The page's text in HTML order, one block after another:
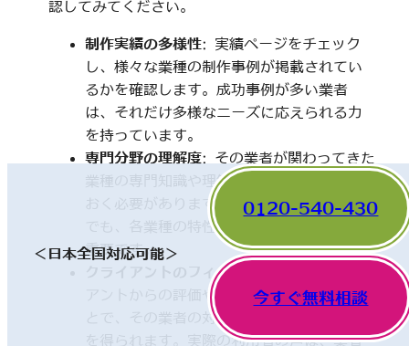
認してみてください。
制作実績の多様性: 実績ページをチェック
し、様々な業種の制作事例が掲載されてい
るかを確認します。成功事例が多い業者
は、それだけ多様なニーズに応えられる力
を持っています。
専門分野の理解度: その業者が関わってきた
業種の専門知識や理解度についても触れて
おく必要があります。一見、異なった分野
でも、各業種の特性を理解していることが
重要です。
クライアントのフィードバック
アントからの評価やレビューを確認するこ
とで、その業者の対応や成果に関する情報
を得られます。実際の利用者の声は、業者
＜日本全国対応可能＞
0120-540-430
今すぐ無料相談